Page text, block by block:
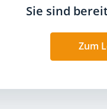
Sie sind
Zum